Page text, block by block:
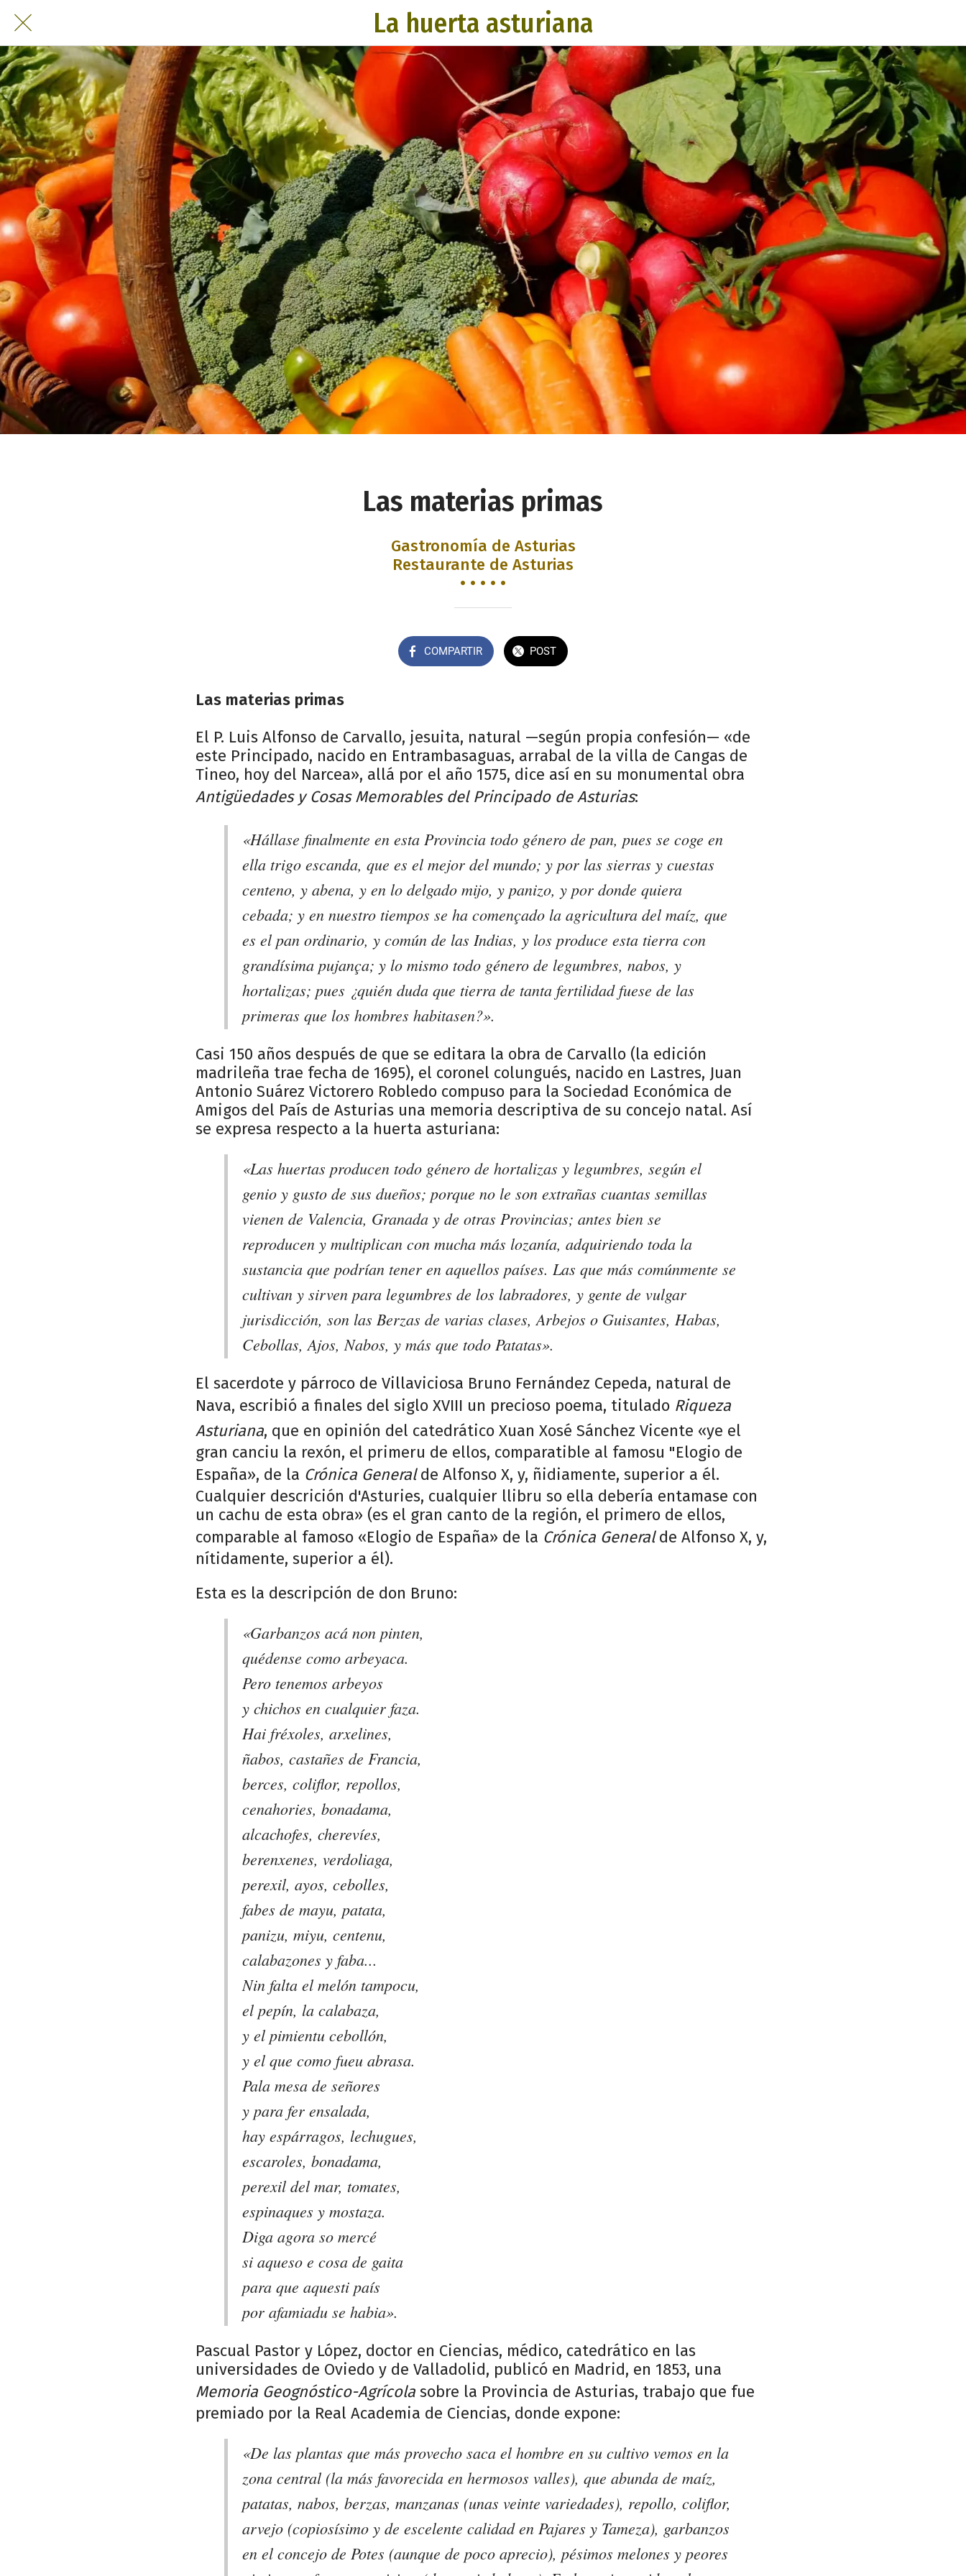
La huerta asturiana
Las materias primas
Gastronomía de Asturias
Restaurante de Asturias
• • • • •
COMPARTIR POST
Las materias primas
El P. Luis Alfonso de Carvallo, jesuita, natural —según propia confesión— «de
este Principado, nacido en Entrambasaguas, arrabal de la villa de Cangas de
Tineo, hoy del Narcea», allá por el año 1575, dice así en su monumental obra
Antigüedades y Cosas Memorables del Principado de Asturias:
«Hállase finalmente en esta Provincia todo género de pan, pues se coge en
ella trigo escanda, que es el mejor del mundo; y por las sierras y cuestas
centeno, y abena, y en lo delgado mijo, y panizo, y por donde quiera
cebada; y en nuestro tiempos se ha començado la agricultura del maíz, que
es el pan ordinario, y común de las Indias, y los produce esta tierra con
grandísima pujança; y lo mismo todo género de legumbres, nabos, y
hortalizas; pues ¿quién duda que tierra de tanta fertilidad fuese de las
primeras que los hombres habitasen?».
Casi 150 años después de que se editara la obra de Carvallo (la edición
madrileña trae fecha de 1695), el coronel colungués, nacido en Lastres, Juan
Antonio Suárez Victorero Robledo compuso para la Sociedad Económica de
Amigos del País de Asturias una memoria descriptiva de su concejo natal. Así
se expresa respecto a la huerta asturiana:
«Las huertas producen todo género de hortalizas y legumbres, según el
genio y gusto de sus dueños; porque no le son extrañas cuantas semillas
vienen de Valencia, Granada y de otras Provincias; antes bien se
reproducen y multiplican con mucha más lozanía, adquiriendo toda la
sustancia que podrían tener en aquellos países. Las que más comúnmente se
cultivan y sirven para legumbres de los labradores, y gente de vulgar
jurisdicción, son las Berzas de varias clases, Arbejos o Guisantes, Habas,
Cebollas, Ajos, Nabos, y más que todo Patatas».
El sacerdote y párroco de Villaviciosa Bruno Fernández Cepeda, natural de
Nava, escribió a finales del siglo XVIII un precioso poema, titulado Riqueza
Asturiana, que en opinión del catedrático Xuan Xosé Sánchez Vicente «ye el
gran canciu la rexón, el primeru de ellos, comparatible al famosu "Elogio de
España», de la Crónica Generalde Alfonso X, y, ñidiamente, superior a él.
Cualquier descrición d'Asturies, cualquier llibru so ella debería entamase con
un cachu de esta obra» (es el gran canto de la región, el primero de ellos,
comparable al famoso «Elogio de España» de la Crónica Generalde Alfonso X, y,
nítidamente, superior a él).
Esta es la descripción de don Bruno:
«Garbanzos acá non pinten,
quédense como arbeyaca.
Pero tenemos arbeyos
y chichos en cualquier faza.
Hai fréxoles, arxelines,
ñabos, castañes de Francia,
berces, coliflor, repollos,
cenahories, bonadama,
alcachofes, cherevíes,
berenxenes, verdoliaga,
perexil, ayos, cebolles,
fabes de mayu, patata,
panizu, miyu, centenu,
calabazones y faba...
Nin falta el melón tampocu,
el pepín, la calabaza,
y el pimientu cebollón,
y el que como fueu abrasa.
Pala mesa de señores
y para fer ensalada,
hay espárragos, lechugues,
escaroles, bonadama,
perexil del mar, tomates,
espinaques y mostaza.
Diga agora so mercé
si aqueso e cosa de gaita
para que aquesti país
por afamiadu se habia».
Pascual Pastor y López, doctor en Ciencias, médico, catedrático en las
universidades de Oviedo y de Valladolid, publicó en Madrid, en 1853, una
Memoria Geognóstico-Agrícola sobre la Provincia de Asturias, trabajo que fue
premiado por la Real Academia de Ciencias, donde expone:
«De las plantas que más provecho saca el hombre en su cultivo vemos en la
zona central (la más favorecida en hermosos valles), que abunda de maíz,
patatas, nabos, berzas, manzanas (unas veinte variedades), repollo, coliflor,
arvejo (copiosísimo y de escelente calidad en Pajares y Tameza), garbanzos
en el concejo de Potes (aunque de poco aprecio), pésimos melones y peores